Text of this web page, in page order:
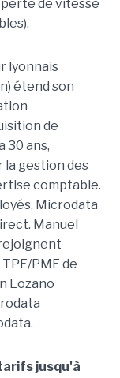
de vitesse
lyonnais
étend son
de
30 ans,
la gestion des
comptable.
Microdata
Manuel
PME de
Lozano
jusqu'à